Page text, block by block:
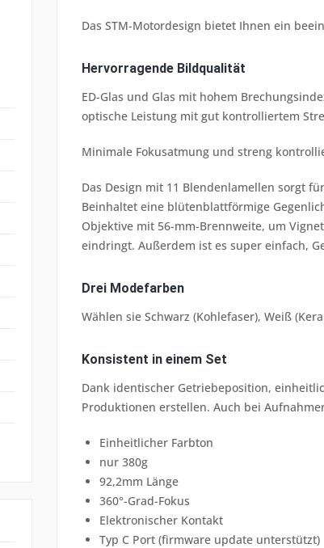
Das STM-Motordesign bietet Ihnen ein
Hervorragende Bildqualität
ED-Glas und Glas mit hohem
optische Leistung mit gut kontrolliertem
Minimale Fokusatmung und streng
Das Design mit 11 Blendenlamellen sorgt
Beinhaltet eine blütenblattförmige
Objektive mit 56-mm-Brennweite, um
eindringt. Außerdem ist es super einfach,
Drei Modefarben
Wählen sie Schwarz (Kohlefaser), Weiß
Konsistent in einem Set
Dank identischer Getriebeposition,
Produktionen erstellen. Auch bei
Einheitlicher Farbton
nur 380g
92,2mm Länge
360°-Grad-Fokus
Elektronischer Kontakt
Typ C Port (firmware update unterstützt)